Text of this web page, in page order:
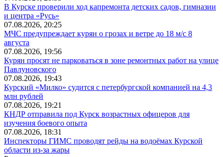
В Курске проверили ход капремонта детских садов, гимназии
и центра «Русь»
07.08.2026, 20:25
МЧС предупреждает курян о грозах и ветре до 18 м/с 8
августа
07.08.2026, 19:56
Курян просят не парковаться в зоне ремонтных работ на улице
Павлуновского
07.08.2026, 19:43
Курский «Милко» судится с петербургской компанией на 4,3
млн рублей
07.08.2026, 19:21
КНДР отправила под Курск возрастных офицеров для
изучения боевого опыта
07.08.2026, 18:31
Инспекторы ГИМС проводят рейды на водоёмах Курской
области из-за жары